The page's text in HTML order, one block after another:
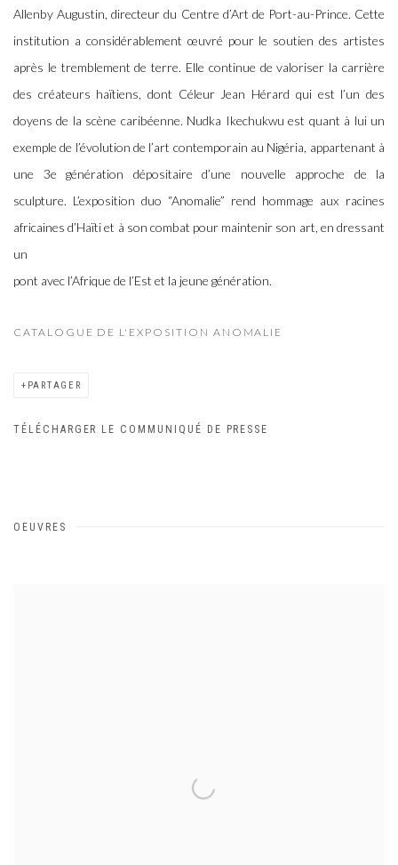
Allenby Augustin, directeur du Centre d’Art de Port-au-Prince. Cette
institution a considérablement œuvré pour le soutien des artistes
après le tremblement de terre. Elle continue de valoriser la carrière
des créateurs haïtiens, dont Céleur Jean Hérard qui est l’un des
doyens de la scène caribéenne. Nudka Ikechukwu est quant à lui un
exemple de l’évolution de l’art contemporain au Nigéria, appartenant à
une 3e génération dépositaire d’une nouvelle approche de la
sculpture. L’exposition duo “Anomalie” rend hommage aux racines
africaines d’Haïti et à son combat pour maintenir son art, en dressant
un
pont avec l’Afrique de l’Est et la jeune génération.
CATALOGUE DE L'EXPOSITION ANOMALIE
PARTAGER
TÉLÉCHARGER LE COMMUNIQUÉ DE PRESSE
OEUVRES